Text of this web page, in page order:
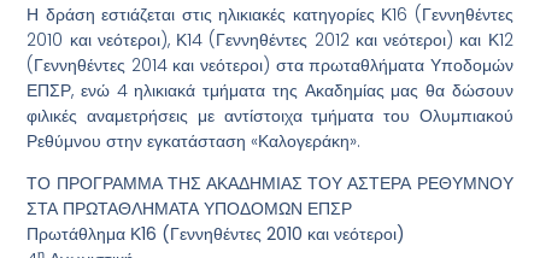
Η δράση εστιάζεται στις ηλικιακές κατηγορίες Κ16 (Γεννηθέντες
2010 και νεότεροι), Κ14 (Γεννηθέντες 2012 και νεότεροι) και Κ12
(Γεννηθέντες 2014 και νεότεροι) στα πρωταθλήματα Υποδομών
ΕΠΣΡ, ενώ 4 ηλικιακά τμήματα της Ακαδημίας μας θα δώσουν
φιλικές αναμετρήσεις με αντίστοιχα τμήματα του Ολυμπιακού
Ρεθύμνου στην εγκατάσταση «Καλογεράκη».
ΤΟ ΠΡΟΓΡΑΜΜΑ ΤΗΣ ΑΚΑΔΗΜΙΑΣ ΤΟΥ ΑΣΤΕΡΑ ΡΕΘΥΜΝΟΥ
ΣΤΑ ΠΡΩΤΑΘΛΗΜΑΤΑ ΥΠΟΔΟΜΩΝ ΕΠΣΡ
Πρωτάθλημα Κ16 (Γεννηθέντες 2010 και νεότεροι)